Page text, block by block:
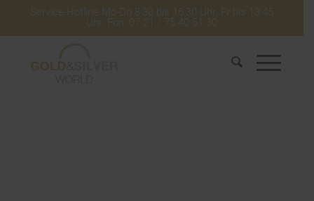
Service-Hotline Mo-Do 8:30 bis 16:30 Uhr. Fr bis 13:45
Uhr. Fon: 07 21 / 75 40 51 30